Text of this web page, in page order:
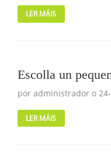
LER MÁIS
Escolla un
por administrador o
LER MÁIS